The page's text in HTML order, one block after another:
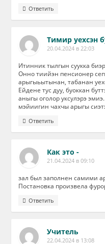
Ответить
Тимир уехсэн
20.04.2024 в 22:03
Итинник тылгын суукка
Онно тиийэн пенсионер
арыгыьытынан, табанан
Ейдене тус дуу, буоккан
аныгы оголор уксулэрэ
мэйиигин чахчы арыгы
Ответить
Как это -
21.04.2024 в 09:10
зал был заполнен самими
Постановка произвела
Ответить
Учитель
22.04.2024 в 13:08